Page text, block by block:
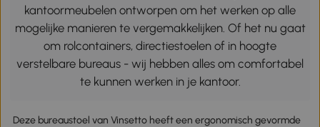
kantoormeubelen ontworpen om het werken op alle
mogelijke manieren te vergemakkelijken. Of het nu gaat
om rolcontainers, directiestoelen of in hoogte
verstelbare bureaus - wij hebben alles om comfortabel
te kunnen werken in je kantoor.
Deze bureaustoel van Vinsetto heeft een ergonomisch gevormde